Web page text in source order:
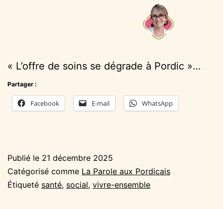
« L’offre de soins se dégrade à Pordic »…
Partager :
Facebook E-mail WhatsApp
Publié le 21 décembre 2025
Catégorisé comme La Parole aux Pordicais
Étiqueté santé, social, vivre-ensemble